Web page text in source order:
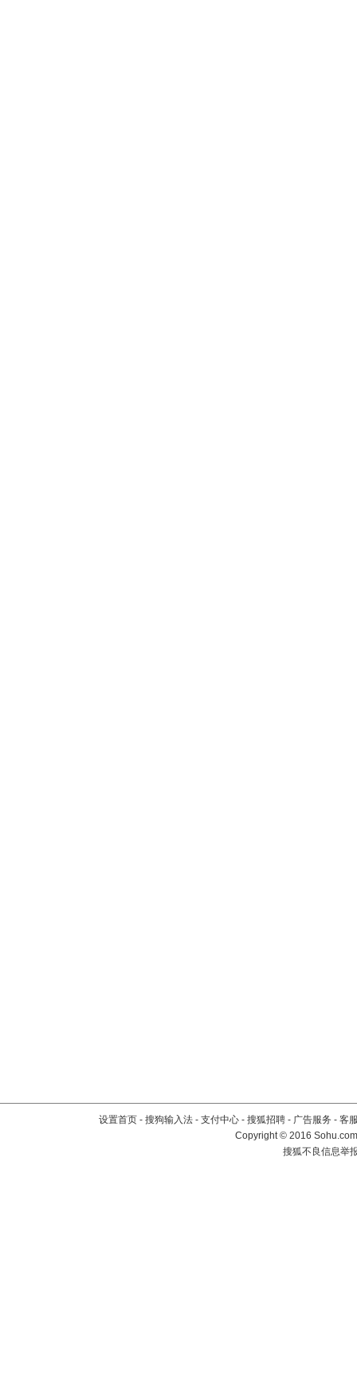
设置首页 - 搜狗输入法 - 支付中心 - 搜狐招聘 - 广告服务 - 客
Copyright©2016
搜狐不良信息举